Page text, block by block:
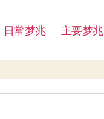
日常梦兆 主要梦兆